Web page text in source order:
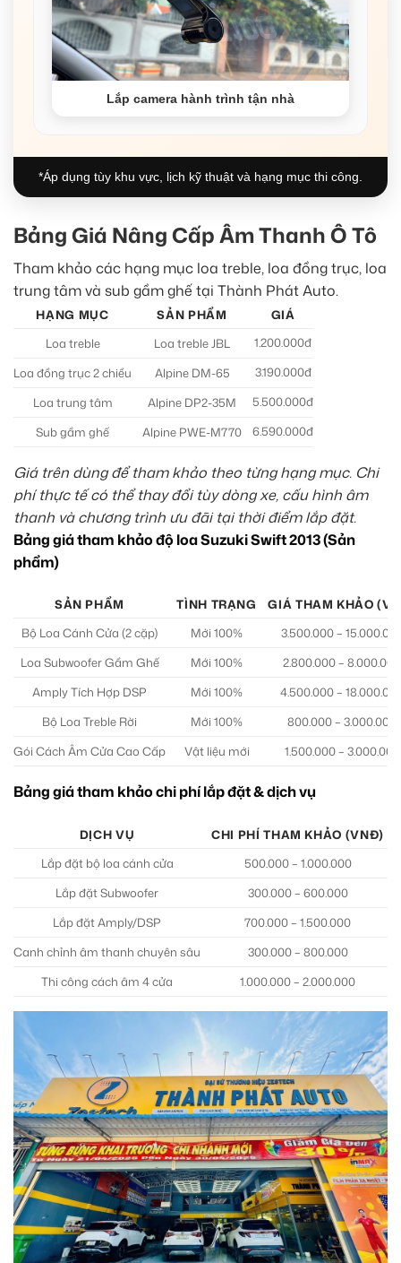
Lắp camera hành trình tận nhà
*Áp dụng tùy khu vực, lịch kỹ thuật và hạng mục thi công.
Bảng Giá Nâng Cấp Âm Thanh Ô Tô
Tham khảo các hạng mục loa treble, loa đồng trục, loa
trung tâm và sub gầm ghế tại Thành Phát Auto.
HẠNG MỤC SẢN PHẨM
GIÁ
Loa treble
Loa treble JBL
1.200.000đ
Loa đồng trục 2 chiều
Alpine DM-65
3.190.000đ
Loa trung tâm
Alpine DP2-35M
5.500.000đ
Sub gầm ghế
Alpine PWE-M770 6.590.000đ
Giá trên dùng để tham khảo theo từng hạng mục. Chi
phí thực tế có thể thay đổi tùy dòng xe, cấu hình âm
thanh và chương trình ưu đãi tại thời điểm lắp đặt.
Bảng giá tham khảo độ loa Suzuki Swift 2013 (Sản
phẩm)
SẢN PHẨM TÌNH TRẠNG
GIÁ THAM KHẢO
Bộ Loa Cánh Cửa (2 cặp)
Mới 100%
3.500.000 –
Loa Subwoofer Gầm Ghế
Mới 100%
2.800.000 – 8.000.000
Amply Tích Hợp DSP
Mới 100%
4.500.000 –
Bộ Loa Treble Rời
Mới 100%
800.000 – 3.000.000
Gói Cách Âm Cửa Cao Cấp
Vật liệu mới 1.500.000 – 3.000.000
Bảng giá tham khảo chi phí lắp đặt & dịch vụ
DỊCH VỤ
CHI PHÍ THAM KHẢO (VNĐ)
Lắp đặt bộ loa cánh cửa
500.000 – 1.000.000
Lắp đặt Subwoofer
300.000 – 600.000
Lắp đặt Amply/DSP
700.000 – 1.500.000
Canh chỉnh âm thanh chuyên sâu
300.000 – 800.000
Thi công cách âm 4 cửa
1.000.000 – 2.000.000